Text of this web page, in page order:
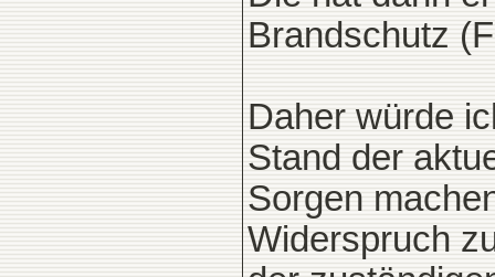
Brandschutz
Daher würde
Stand der
Sorgen
Widerspruch